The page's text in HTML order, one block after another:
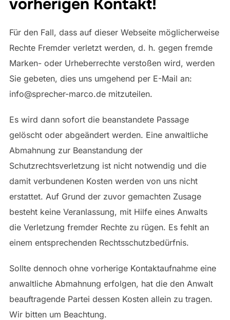
vorherigen Kontakt!
Für den Fall, dass auf dieser Webseite möglicherweise
Rechte Fremder verletzt werden, d. h. gegen fremde
Marken- oder Urheberrechte verstoßen wird, werden
Sie gebeten, dies uns umgehend per E-Mail an:
info@sprecher-marco.de mitzuteilen.
Es wird dann sofort die beanstandete Passage
gelöscht oder abgeändert werden. Eine anwaltliche
Abmahnung zur Beanstandung der
Schutzrechtsverletzung ist nicht notwendig und die
damit verbundenen Kosten werden von uns nicht
erstattet. Auf Grund der zuvor gemachten Zusage
besteht keine Veranlassung, mit Hilfe eines Anwalts
die Verletzung fremder Rechte zu rügen. Es fehlt an
einem entsprechenden Rechtsschutzbedürfnis.
Sollte dennoch ohne vorherige Kontaktaufnahme eine
anwaltliche Abmahnung erfolgen, hat die den Anwalt
beauftragende Partei dessen Kosten allein zu tragen.
Wir bitten um Beachtung.